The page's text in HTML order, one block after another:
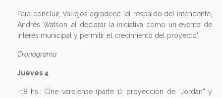
Para concluir, Vallejos agradece “el respaldo del intendente,
Andrés Watson, al declarar la iniciativa como un evento de
interés municipal y permitir el crecimiento del proyecto".
Cronograma
Jueves 4
-18 hs.: Cine varelense (parte 1): proyección de “Jordan” y